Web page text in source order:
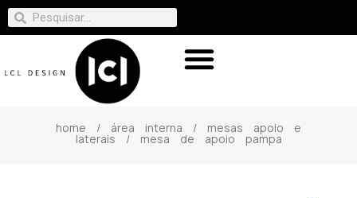
home / área interna / mesas apoio e
laterais / mesa de apoio pampa